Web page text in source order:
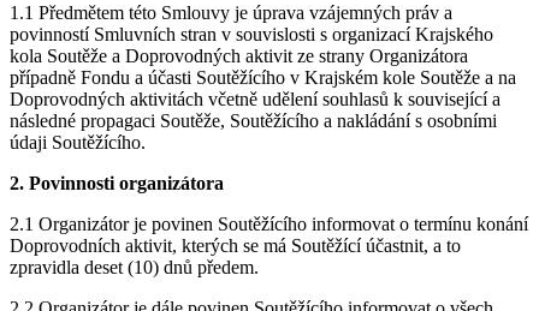
1.1 Předmětem této Smlouvy je úprava vzájemných práv a
povinností Smluvních stran v souvislosti s organizací Krajského
kola Soutěže a Doprovodných aktivit ze strany Organizátora
případně Fondu a účasti Soutěžícího v Krajském kole Soutěže a na
Doprovodných aktivitách včetně udělení souhlasů k související a
následné propagaci Soutěže, Soutěžícího a nakládání s osobními
údaji Soutěžícího.
2. Povinnosti organizátora
2.1 Organizátor je povinen Soutěžícího informovat o termínu konání
Doprovodních aktivit, kterých se má Soutěžící účastnit, a to
zpravidla deset (10) dnů předem.